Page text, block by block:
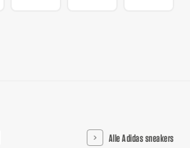
Alle Adidas sneakers